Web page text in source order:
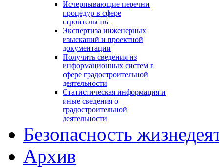
Исчерпывающие перечни
процедур в сфере
строительства
Экспертиза инженерных
изысканий и проектной
документации
Получить сведения из
информационных систем в
сфере градостроительной
деятельности
Статистическая информация и
иные сведения о
градостроительной
деятельности
Безопасность
Архив